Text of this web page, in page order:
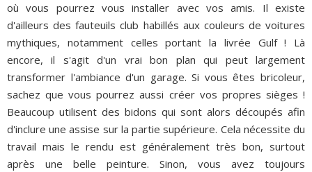
où vous pourrez vous installer avec vos amis. Il existe
d'ailleurs des fauteuils club habillés aux couleurs de voitures
mythiques, notamment celles portant la livrée Gulf ! Là
encore, il s'agit d'un vrai bon plan qui peut largement
transformer l'ambiance d'un garage. Si vous êtes bricoleur,
sachez que vous pourrez aussi créer vos propres sièges !
Beaucoup utilisent des bidons qui sont alors découpés afin
d'inclure une assise sur la partie supérieure. Cela nécessite du
travail mais le rendu est généralement très bon, surtout
après une belle peinture. Sinon, vous avez toujours